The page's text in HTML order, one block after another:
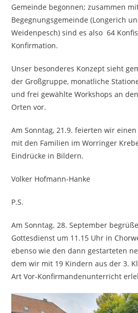
Gemeinde begonnen; zusammen
Begegnungsgemeinde (Longerich
Weidenpesch) sind es also 64
Konfirmation.
Unser besonderes Konzept sieht
der Großgruppe, monatliche
und frei gewählte Workshops an
Orten vor.
Am Sonntag, 21.9. feierten wir
mit den Familien im Worringer
Eindrücke in Bildern.
Volker Hofmann-Hanke
P.S.
Am Sonntag. 28. September
Gottesdienst um 11.15 Uhr in
ebenso wie den dann gestarteten
dem wir mit 19 Kindern aus der 3.
Art Vor-Konfirmandenunterricht